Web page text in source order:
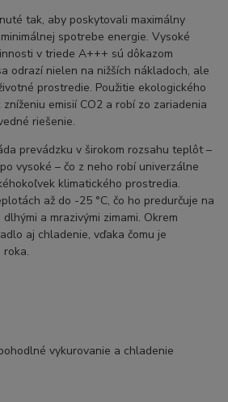
tak, aby poskytovali maximálny
spotrebe energie. Vysoké
v triede A+++ sú dôkazom
odrazí nielen na nižších nákladoch, ale
prostredie. Použitie ekologického
emisií CO2 a robí zo zariadenia
riešenie.
prevádzku v širokom rozsahu teplôt –
vysoké – čo z neho robí univerzálne
klimatického prostredia.
až do -25 °C, čo ho predurčuje na
a mrazivými zimami. Okrem
aj chladenie, vďaka čomu je
vykurovanie a chladenie